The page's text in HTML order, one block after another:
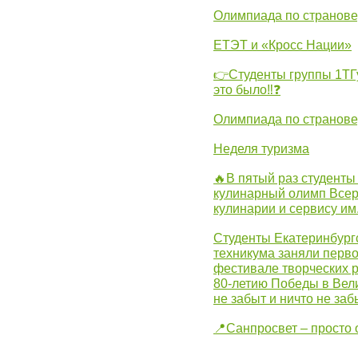
Олимпиада по
ЕТЭТ и «Кросс Нации»
👉Студенты группы
это было‼❓
Олимпиада по
Неделя туризма
🔥В пятый раз
кулинарный олимп
кулинарии и сервису
Студенты
техникума заняли
фестивале
80-летию Победы в
не забыт и ничто не
📍Санпросвет –